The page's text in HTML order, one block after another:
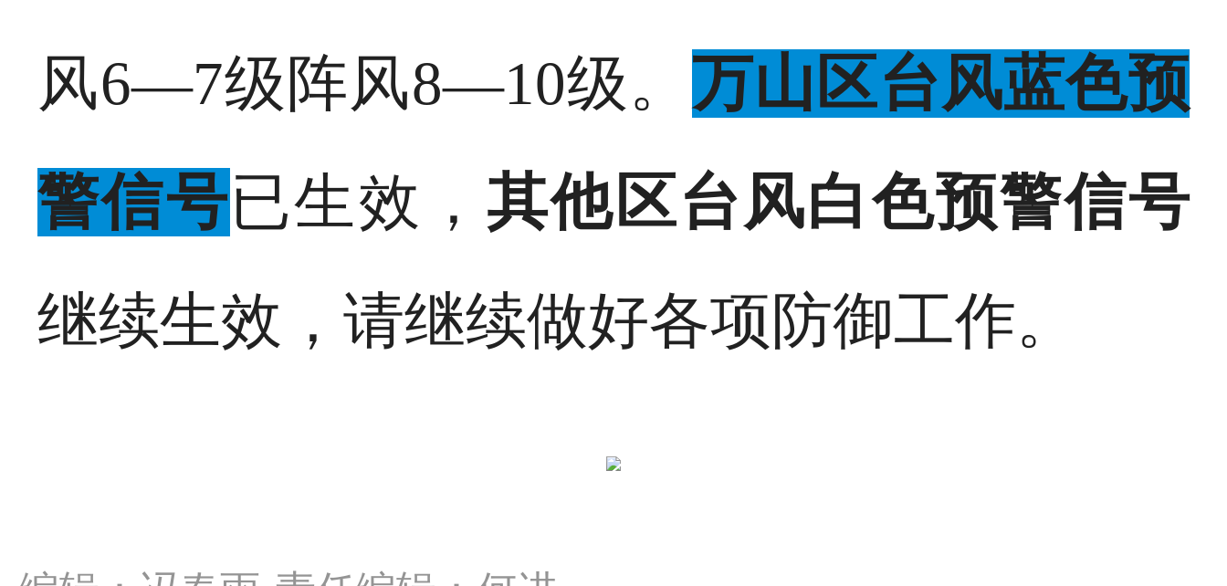
风6—7级阵风8—10级。 万山区台风蓝色预
警信号已生效， 其他区台风白色预警信号
继续生效，请继续做好各项防御工作。